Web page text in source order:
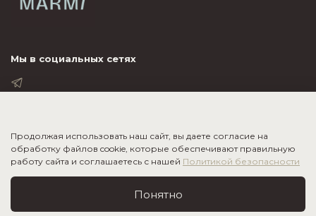
ИНФОРМАЦИЯ
Мы в социальных сетях
Продолжая использовать наш сайт, вы даете согласие на
обработку файлов cookie, которые обеспечивают правильную
работу сайта и соглашаетесь с нашей Политикой безопасности
Понятно